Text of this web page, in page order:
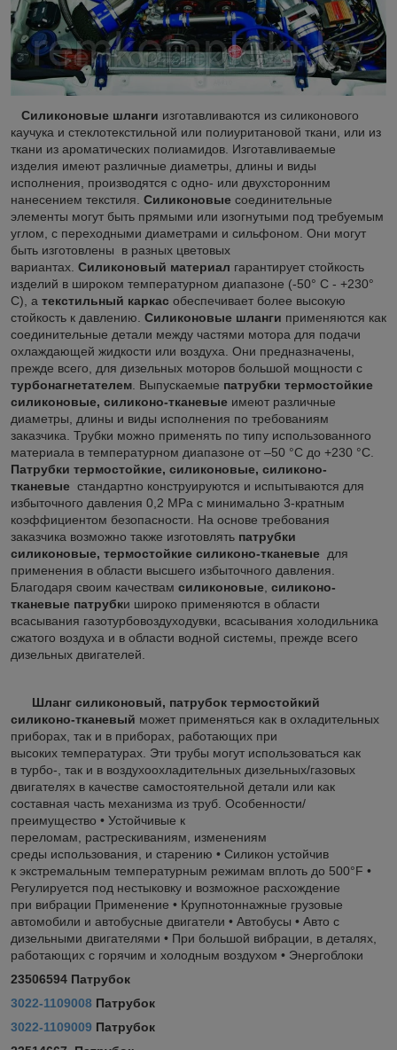
Силиконовые шланги изготавливаются из силиконового
каучука и стеклотекстильной или полиуритановой ткани, или из
ткани из ароматических полиамидов. Изготавливаемые
изделия имеют различные диаметры, длины и виды
исполнения, производятся с одно- или двухсторонним
нанесением текстиля. Силиконовые соединительные
элементы могут быть прямыми или изогнутыми под требуемым
углом, с переходными диаметрами и сильфоном. Они могут
быть изготовлены в разных цветовых
вариантах. Силиконовый материал гарантирует стойкость
изделий в широком температурном диапазоне (-50° C - +230°
C), а текстильный каркас обеспечивает более высокую
стойкость к давлению. Силиконовые шланги применяются как
соединительные детали между частями мотора для подачи
охлаждающей жидкости или воздуха. Они предназначены,
прежде всего, для дизельных моторов большой мощности с
турбонагнетателем. Выпускаемые патрубки термостойкие
силиконовые, силиконо-тканевые имеют различные
диаметры, длины и виды исполнения по требованиям
заказчика. Трубки можно применять по типу использованного
материала в температурном диапазоне от –50 °C до +230 °C.
Патрубки термостойкие, силиконовые, силиконо-
тканевые стандартно конструируются и испытываются для
избыточного давления 0,2 MPa с минимально 3-кратным
коэффициентом безопасности. На основе требования
заказчика возможно также изготовлять патрубки
силиконовые, термостойкие силиконо-тканевые для
применения в области высшего избыточного давления.
Благодаря своим качествам силиконовые, силиконо-
тканевые патрубки широко применяются в области
всасывания газотурбовоздуходувки, всасывания холодильника
сжатого воздуха и в области водной системы, прежде всего
дизельных двигателей.
Шланг силиконовый, патрубок термостойкий
силиконо-тканевый может применяться как в охладительных
приборах, так и в приборах, работающих при
высоких температурах. Эти трубы могут использоваться как
в турбо-, так и в воздухоохладительных дизельных/газовых
двигателях в качестве самостоятельной детали или как
составная часть механизма из труб. Особенности/
преимущество • Устойчивые к
переломам, растрескиваниям, изменениям
среды использования, и старению • Силикон устойчив
к экстремальным температурным режимам вплоть до 500°F •
Регулируется под нестыковку и возможное расхождение
при вибрации Применение • Крупнотоннажные грузовые
автомобили и автобусные двигатели • Автобусы • Авто с
дизельными двигателями • При большой вибрации, в деталях,
работающих с горячим и холодным воздухом • Энергоблоки
23506594 Патрубок
3022-1109008 Патрубок
3022-1109009 Патрубок